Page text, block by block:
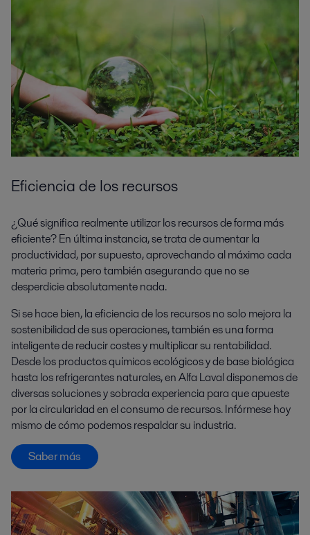
Eficiencia de los recursos
¿Qué significa realmente utilizar los recursos de forma más
eficiente? En última instancia, se trata de aumentar la
productividad, por supuesto, aprovechando al máximo cada
materia prima, pero también asegurando que no se
desperdicie absolutamente nada.
Si se hace bien, la eficiencia de los recursos no solo mejora la
sostenibilidad de sus operaciones, también es una forma
inteligente de reducir costes y multiplicar su rentabilidad.
Desde los productos químicos ecológicos y de base biológica
hasta los refrigerantes naturales, en Alfa Laval disponemos de
diversas soluciones y sobrada experiencia para que apueste
por la circularidad en el consumo de recursos. Infórmese hoy
mismo de cómo podemos respaldar su industria.
Saber más